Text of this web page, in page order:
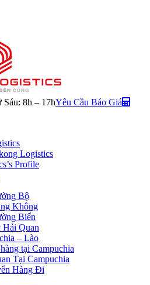
8h – 17hYêu Cầu Báo Giá
Logistics
Profile
Bộ
Không
Biển
Quan
– Lào
tại Campuchia
Tại Campuchia
Hàng Đi